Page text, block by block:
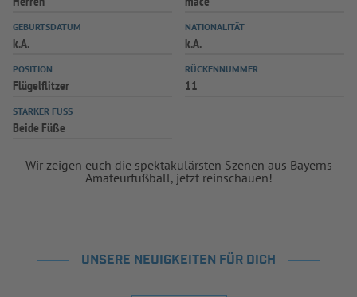
SPIELPLUS
GEBURTSDATUM
k.A.
NATIONALITÄT
k.A.
POSITION
Flügelflitzer
RÜCKENNUMMER
11
STARKER FUSS
Beide Füße
Wir zeigen euch die spektakulärsten Szenen aus Bayerns
Amateurfußball, jetzt reinschauen!
UNSERE NEUIGKEITEN FÜR DICH